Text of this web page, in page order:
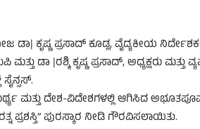
ಕೃಷ್ಣ ಪ್ರಸಾದ್ ಕೂಡ್ಲ, ವೈದ್ಯಕೀಯ
ಡಾ |ರಶ್ಮಿ ಕೃಷ್ಣ ಪ್ರಸಾದ್, ಅಧ್ಯಕ್ಷರು ಮತ್ತು
ಮತ್ತು ದೇಶ-ವಿದೇಶಗಳಲ್ಲಿ ಆಗಿಸಿದ
ಪ್ರಶಸ್ತಿ” ಪುರಸ್ಕಾರ ನೀಡಿ ಗೌರವಿಸಲಾಯಿತು.